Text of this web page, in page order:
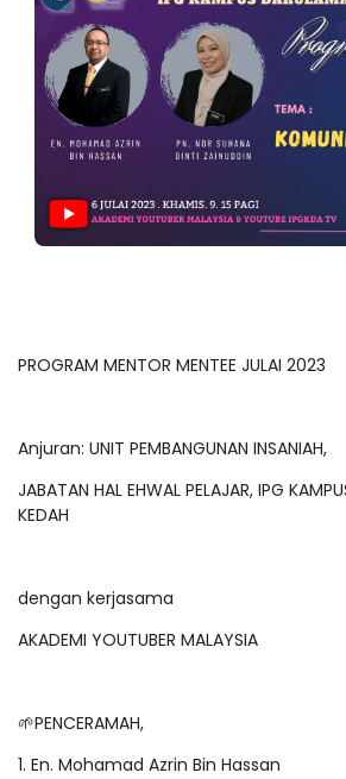
PROGRAM MENTOR MENTEE JULAI 2023
Anjuran: UNIT PEMBANGUNAN INSANIAH,
JABATAN HAL EHWAL PELAJAR, IPG
KEDAH
dengan kerjasama
AKADEMI YOUTUBER MALAYSIA
🌱PENCERAMAH,
1. En. Mohamad Azrin Bin Hassan